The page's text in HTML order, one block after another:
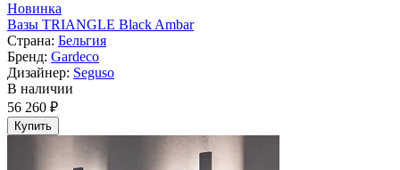
Новинка
Вазы TRIANGLE Black Ambar
Страна: Бельгия
Бренд: Gardeco
Дизайнер: Seguso
В наличии
56 260 ₽
Купить